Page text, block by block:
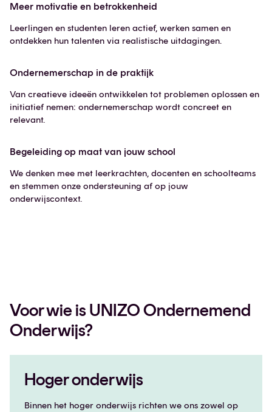
Meer motivatie en betrokkenheid
Leerlingen en studenten leren actief, werken samen en
ontdekken hun talenten via realistische uitdagingen.
Ondernemerschap in de praktijk
Van creatieve ideeën ontwikkelen tot problemen oplossen en
initiatief nemen: ondernemerschap wordt concreet en
relevant.
Begeleiding op maat van jouw school
We denken mee met leerkrachten, docenten en schoolteams
en stemmen onze ondersteuning af op jouw
onderwijscontext.
Voor wie is UNIZO Ondernemend
Onderwijs?
Hoger onderwijs
Binnen het hoger onderwijs richten we ons zowel op